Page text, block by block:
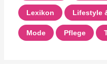
Lexikon Lifestyle
Mode Pflege